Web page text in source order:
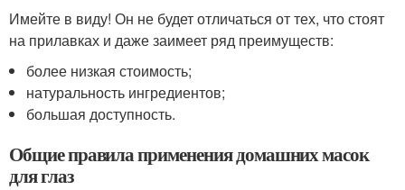
Имейте в виду! Он не будет отличаться от тех, что стоят
на прилавках и даже заимеет ряд преимуществ:
более низкая стоимость;
натуральность ингредиентов;
большая доступность.
Общие правила применения домашних масок
для глаз